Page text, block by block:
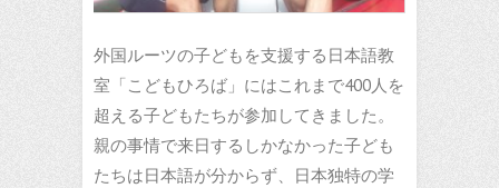
外国ルーツの子どもを支援する日本語教
室「こどもひろば」にはこれまで400人を
超える子どもたちが参加してきました。
親の事情で来日するしかなかった子ども
たちは日本語が分からず、日本独特の学